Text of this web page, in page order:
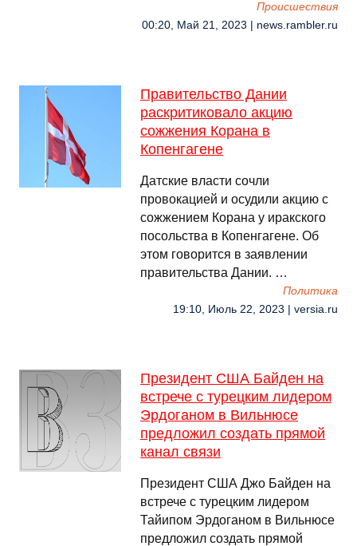
Происшествия
00:20, Май 21, 2023 | news.rambler.ru
Правительство Дании
раскритиковало акцию
сожжения Корана в
Копенгагене
Датские власти сочли
провокацией и осудили акцию с
сожжением Корана у иракского
посольства в Копенгагене. Об
этом говорится в заявлении
правительства Дании. …
Политика
19:10, Июль 22, 2023 | versia.ru
Президент США Байден на
встрече с турецким лидером
Эрдоганом в Вильнюсе
предложил создать прямой
канал связи
Президент США Джо Байден на
встрече с турецким лидером
Тайипом Эрдоганом в Вильнюсе
предложил создать прямой